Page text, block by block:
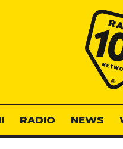
RADIO NEWS